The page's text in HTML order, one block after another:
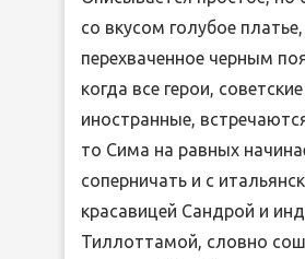
со вкусом голубое платье,
перехваченное черным
когда все герои,
иностранные,
то Сима на равных
соперничать и с
красавицей Сандрой и
Тиллоттамой, словно